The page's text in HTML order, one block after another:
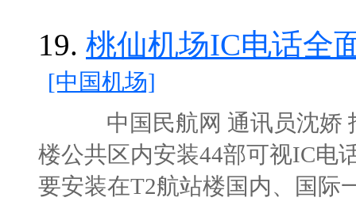
19. 桃仙机场IC电话全
[中国机场]
中国民航网 通讯员沈娇 报
楼公共区内安装44部可视IC电
要安装在T2航站楼国内、国际